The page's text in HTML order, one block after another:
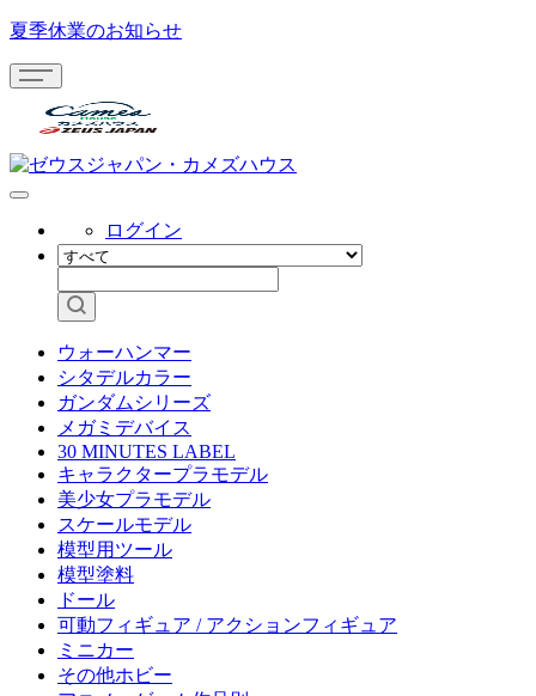
夏季休業のお知らせ
ログイン
ウォーハンマー
シタデルカラー
ガンダムシリーズ
メガミデバイス
30 MINUTES LABEL
キャラクタープラモデル
美少女プラモデル
スケールモデル
模型用ツール
模型塗料
ドール
可動フィギュア / アクションフィギュア
ミニカー
その他ホビー